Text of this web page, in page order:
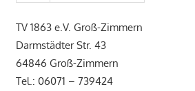
TV 1863 e.V. Groß-Zimmern
Darmstädter Str. 43
64846 Groß-Zimmern
Tel.: 06071 – 739424